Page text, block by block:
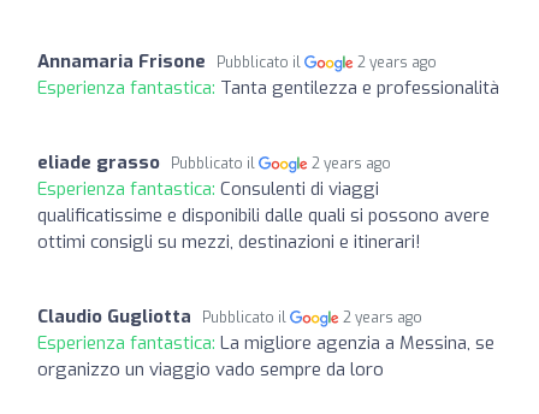
Annamaria Frisone Pubblicato il 2 years ago
Esperienza fantastica: Tanta gentilezza e professionalità
eliade grasso Pubblicato il 2 years ago
Esperienza fantastica: Consulenti di viaggi
qualificatissime e disponibili dalle quali si possono avere
ottimi consigli su mezzi, destinazioni e itinerari!
Claudio Gugliotta Pubblicato il 2 years ago
Esperienza fantastica: La migliore agenzia a Messina, se
organizzo un viaggio vado sempre da loro